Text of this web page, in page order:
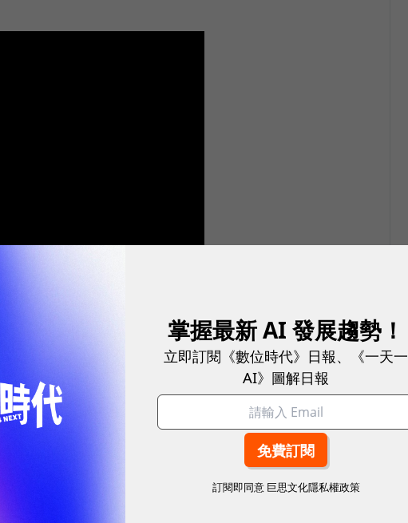
」：xMEMS XMC-2400 µCooling，是一個全矽
超迷你散熱風扇，僅有不到1/2個指節的大小，透
裝置中晶片或電子零件所產生的熱能。
掌握最新 AI 發展趨勢！
立即訂閱《數位時代》日報、《一天一
AI》圖解日報
訂閱即同意 巨思文化隱私權政策